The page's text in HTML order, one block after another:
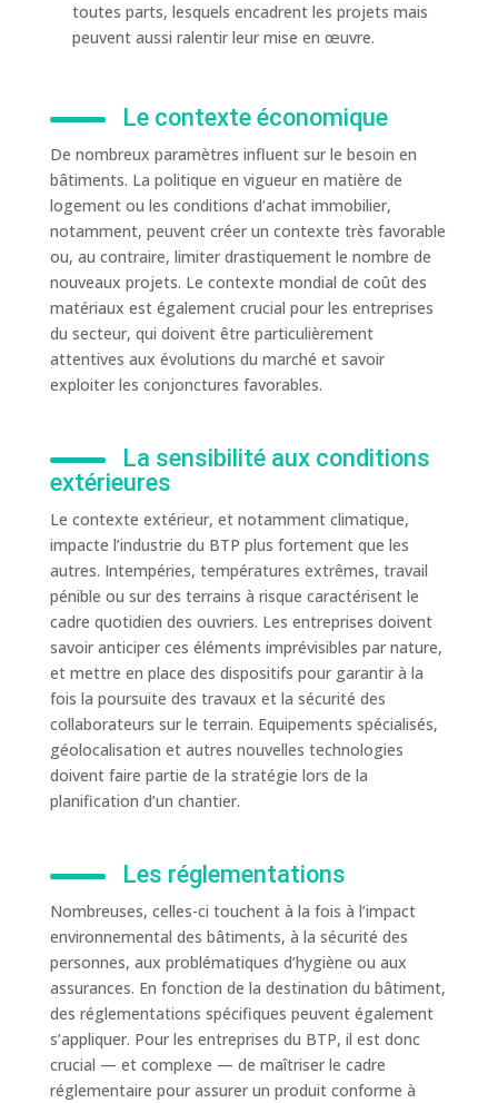
toutes parts, lesquels encadrent les projets mais
peuvent aussi ralentir leur mise en œuvre.
Le contexte économique
De nombreux paramètres influent sur le besoin en
bâtiments. La politique en vigueur en matière de
logement ou les conditions d’achat immobilier,
notamment, peuvent créer un contexte très favorable
ou, au contraire, limiter drastiquement le nombre de
nouveaux projets. Le contexte mondial de coût des
matériaux est également crucial pour les entreprises
du secteur, qui doivent être particulièrement
attentives aux évolutions du marché et savoir
exploiter les conjonctures favorables.
La sensibilité aux conditions
extérieures
Le contexte extérieur, et notamment climatique,
impacte l’industrie du BTP plus fortement que les
autres. Intempéries, températures extrêmes, travail
pénible ou sur des terrains à risque caractérisent le
cadre quotidien des ouvriers. Les entreprises doivent
savoir anticiper ces éléments imprévisibles par nature,
et mettre en place des dispositifs pour garantir à la
fois la poursuite des travaux et la sécurité des
collaborateurs sur le terrain. Equipements spécialisés,
géolocalisation et autres nouvelles technologies
doivent faire partie de la stratégie lors de la
planification d’un chantier.
Les réglementations
Nombreuses, celles-ci touchent à la fois à l’impact
environnemental des bâtiments, à la sécurité des
personnes, aux problématiques d’hygiène ou aux
assurances. En fonction de la destination du bâtiment,
des réglementations spécifiques peuvent également
s’appliquer. Pour les entreprises du BTP, il est donc
crucial — et complexe — de maîtriser le cadre
réglementaire pour assurer un produit conforme à